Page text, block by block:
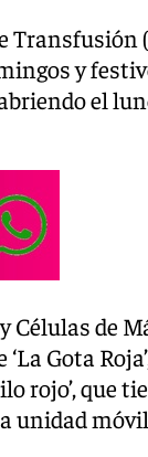
y
el
Células de
Gota
rojo’,
unidad